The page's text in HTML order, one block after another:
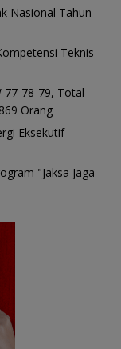
Nasional Tahun
Teknis
77-78-79, Total
Orang
Eksekutif-
"Jaksa Jaga